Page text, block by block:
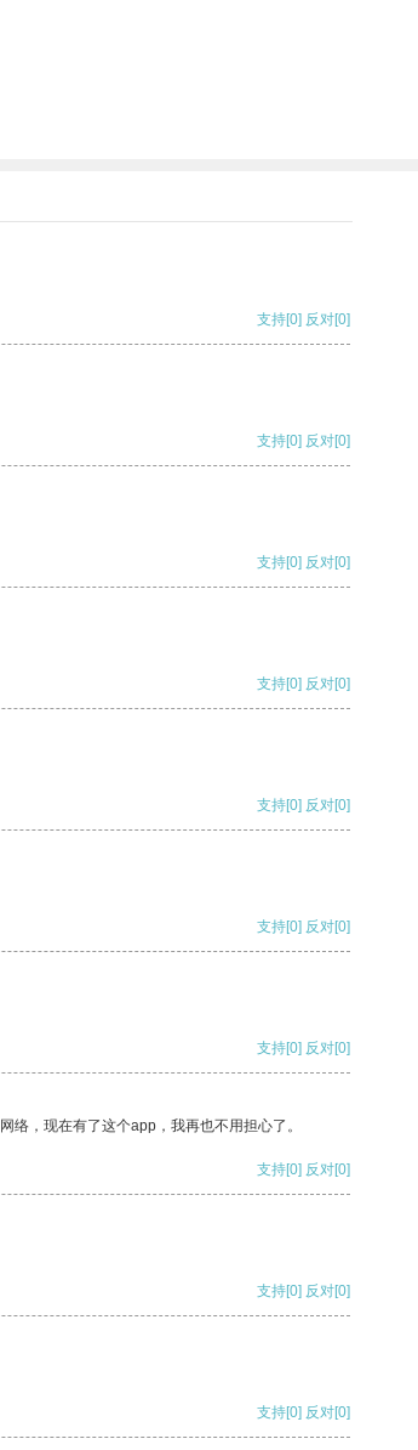
支持[0] 反对[0]
支持[0] 反对[0]
支持[0] 反对[0]
支持[0] 反对[0]
支持[0] 反对[0]
支持[0] 反对[0]
支持[0] 反对[0]
，现在有了这个app，我再也不用担心了。
支持[0] 反对[0]
支持[0] 反对[0]
支持[0] 反对[0]